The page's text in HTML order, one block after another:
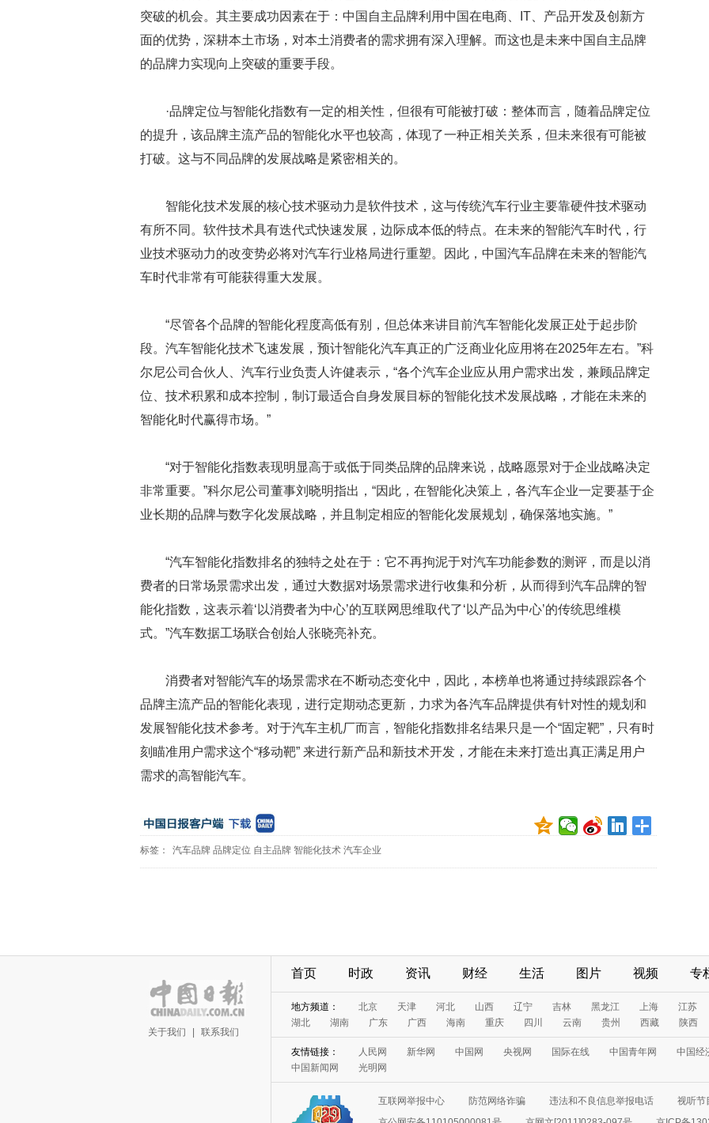
突破的机会。其主要成功因素在于：中国自主品牌利用中国在电商、IT、产品开发及创新方
面的优势，深耕本土市场，对本土消费者的需求拥有深入理解。而这也是未来中国自主品牌
的品牌力实现向上突破的重要手段。
·品牌定位与智能化指数有一定的相关性，但很有可能被打破：整体而言，随着品牌定位
的提升，该品牌主流产品的智能化水平也较高，体现了一种正相关关系，但未来很有可能被
打破。这与不同品牌的发展战略是紧密相关的。
智能化技术发展的核心技术驱动力是软件技术，这与传统汽车行业主要靠硬件技术驱动
有所不同。软件技术具有迭代式快速发展，边际成本低的特点。在未来的智能汽车时代，行
业技术驱动力的改变势必将对汽车行业格局进行重塑。因此，中国汽车品牌在未来的智能汽
车时代非常有可能获得重大发展。
“尽管各个品牌的智能化程度高低有别，但总体来讲目前汽车智能化发展正处于起步阶
段。汽车智能化技术飞速发展，预计智能化汽车真正的广泛商业化应用将在2025年左右。”科
尔尼公司合伙人、汽车行业负责人许健表示，“各个汽车企业应从用户需求出发，兼顾品牌定
位、技术积累和成本控制，制订最适合自身发展目标的智能化技术发展战略，才能在未来的
智能化时代赢得市场。”
“对于智能化指数表现明显高于或低于同类品牌的品牌来说，战略愿景对于企业战略决定
非常重要。”科尔尼公司董事刘晓明指出，“因此，在智能化决策上，各汽车企业一定要基于企
业长期的品牌与数字化发展战略，并且制定相应的智能化发展规划，确保落地实施。”
“汽车智能化指数排名的独特之处在于：它不再拘泥于对汽车功能参数的测评，而是以消
费者的日常场景需求出发，通过大数据对场景需求进行收集和分析，从而得到汽车品牌的智
能化指数，这表示着‘以消费者为中心’的互联网思维取代了‘以产品为中心’的传统思维模
式。”汽车数据工场联合创始人张晓亮补充。
消费者对智能汽车的场景需求在不断动态变化中，因此，本榜单也将通过持续跟踪各个
品牌主流产品的智能化表现，进行定期动态更新，力求为各汽车品牌提供有针对性的规划和
发展智能化技术参考。对于汽车主机厂而言，智能化指数排名结果只是一个“固定靶”，只有时
刻瞄准用户需求这个“移动靶” 来进行新产品和新技术开发，才能在未来打造出真正满足用户
需求的高智能汽车。
标签： 汽车品牌 品牌定位 自主品牌 智能化技术 汽车企业
关于我们 联系我们
首页 时政 资讯 财经 生活 图片 视频 专
地方频道： 北京 天津 河北 山西 辽宁 吉林 黑龙江 上海
江苏
湖北
湖南 广东 广西 海南 重庆 四川 云南 贵州 西藏 陕西
友情链接： 人民网 新华网 中国网 央视网 国际在线 中国青年网
中国经
中国新闻网
光明网
互联网举报中心 防范网络诈骗 违法和不良信息举报电话
视听节